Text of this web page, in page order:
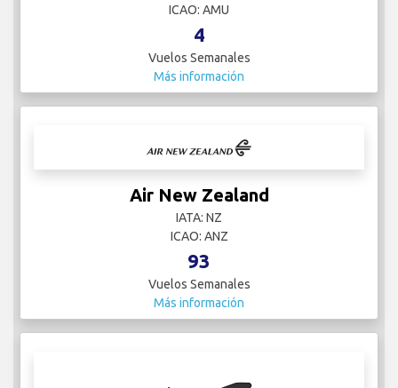
ICAO: AMU
4
Vuelos Semanales
Más información
Air New Zealand
IATA: NZ
ICAO: ANZ
93
Vuelos Semanales
Más información